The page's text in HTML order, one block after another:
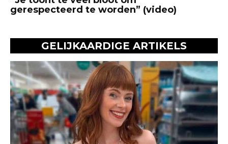
gerespecteerd te worden” (video)
GELIJKAARDIGE ARTIKELS